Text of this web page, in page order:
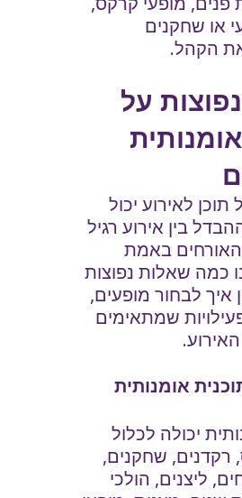
או שחקנים
הקהל.
על
תוכן לאירוע יכול
בין אירוע רגיל
באמת
כמה שאלות נפוצות
איך לבחור מופעים,
שמתאימים
אומנותית
יכולה לכלול
רקדנים, שחקנים,
ליצנים, הולכי